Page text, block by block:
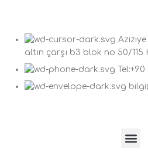
altın çarşı b3 blok no 50/